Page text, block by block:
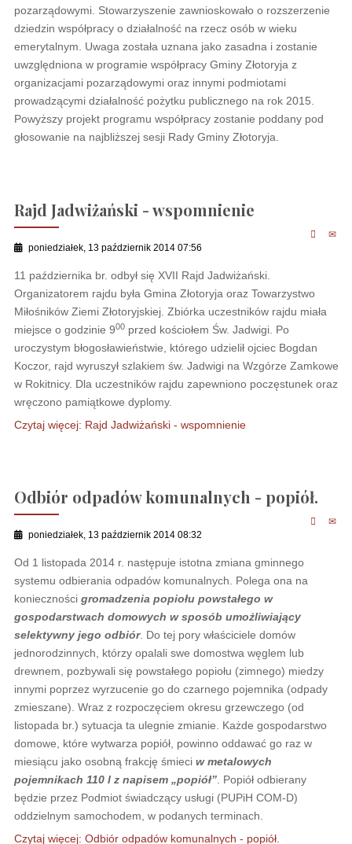
pozarządowymi. Stowarzyszenie zawnioskowało o rozszerzenie
dziedzin współpracy o działalność na rzecz osób w wieku
emerytalnym. Uwaga została uznana jako zasadna i zostanie
uwzględniona w programie współpracy Gminy Złotoryja z
organizacjami pozarządowymi oraz innymi podmiotami
prowadzącymi działalność pożytku publicznego na rok 2015.
Powyższy projekt programu współpracy zostanie poddany pod
głosowanie na najbliższej sesji Rady Gminy Złotoryja.
Rajd Jadwiżański - wspomnienie
poniedziałek, 13 październik 2014 07:56
11 października br. odbył się XVII Rajd Jadwiżański.
Organizatorem rajdu była Gmina Złotoryja oraz Towarzystwo
Miłośników Ziemi Złotoryjskiej. Zbiórka uczestników rajdu miała
miejsce o godzinie 900przed kościołem Św. Jadwigi. Po
uroczystym błogosławieństwie, którego udzielił ojciec Bogdan
Koczor, rajd wyruszył szlakiem św. Jadwigi na Wzgórze Zamkowe
w Rokitnicy. Dla uczestników rajdu zapewniono poczęstunek oraz
wręczono pamiątkowe dyplomy.
Czytaj więcej: Rajd Jadwiżański - wspomnienie
Odbiór odpadów komunalnych - popiół.
poniedziałek, 13 październik 2014 08:32
Od 1 listopada 2014 r. następuje istotna zmiana gminnego
systemu odbierania odpadów komunalnych. Polega ona na
konieczności gromadzenia popiołu powstałego w
gospodarstwach domowych w sposób umożliwiający
selektywny jego odbiór. Do tej pory właściciele domów
jednorodzinnych, którzy opalali swe domostwa węglem lub
drewnem, pozbywali się powstałego popiołu (zimnego) miedzy
innymi poprzez wyrzucenie go do czarnego pojemnika (odpady
zmieszane). Wraz z rozpoczęciem okresu grzewczego (od
listopada br.) sytuacja ta ulegnie zmianie. Każde gospodarstwo
domowe, które wytwarza popiół, powinno oddawać go raz w
miesiącu jako osobną frakcję śmieci w metalowych
pojemnikach 110 l z napisem „popiół”. Popiół odbierany
będzie przez Podmiot świadczący usługi (PUPiH COM-D)
oddzielnym samochodem, w podanych terminach.
Czytaj więcej: Odbiór odpadów komunalnych - popiół.